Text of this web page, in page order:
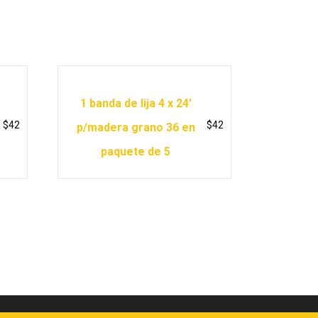
$42
1 banda de lija 4 x 24′
p/madera grano 36 en
paquete de 5
$42